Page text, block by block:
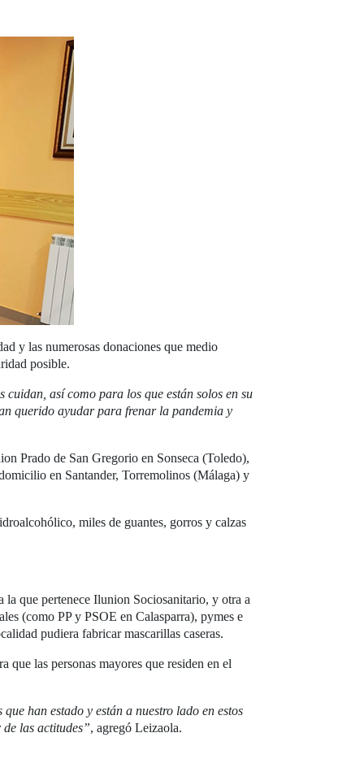
y las numerosas donaciones que medio
posible.
así como para los que están solos en su
querido ayudar para frenar la pandemia y
Prado de San Gregorio en Sonseca (Toledo),
en Santander, Torremolinos (Málaga) y
miles de guantes, gorros y calzas
que pertenece Ilunion Sociosanitario, y otra a
(como PP y PSOE en Calasparra), pymes e
pudiera fabricar mascarillas caseras.
las personas mayores que residen en el
han estado y están a nuestro lado en estos
las actitudes”, agregó Leizaola.